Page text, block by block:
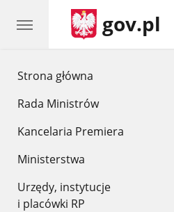
Strona główna
Rada Ministrów
Kancelaria Premiera
Ministerstwa
Urzędy, instytucje
i placówki RP
gov.pl